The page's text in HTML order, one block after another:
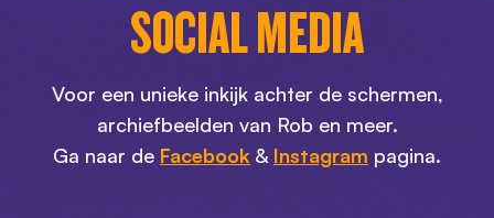
SOCIAL MEDIA
Voor een unieke inkijk achter de schermen,
archiefbeelden van Rob en meer.
Ga naar de Facebook & Instagram pagina.